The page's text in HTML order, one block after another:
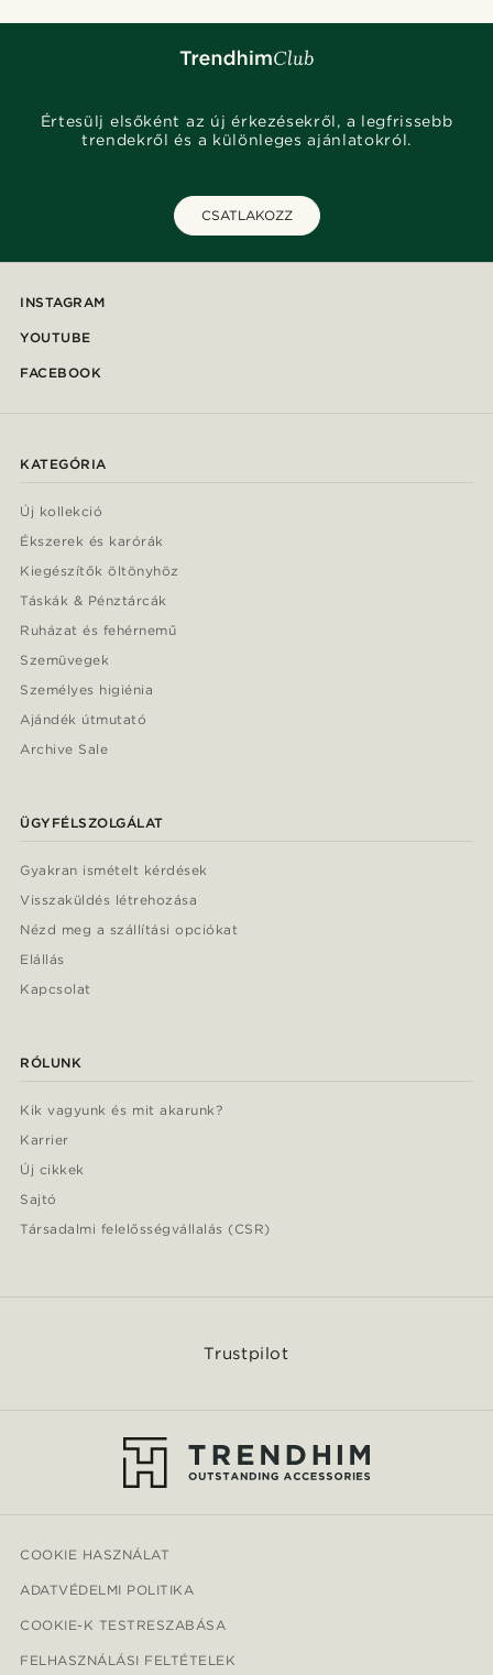
Értesülj elsőként az új érkezésekről, a legfrissebb
trendekről és a különleges ajánlatokról.
CSATLAKOZZ
INSTAGRAM
YOUTUBE
FACEBOOK
KATEGÓRIA
Új kollekció
Ékszerek és karórák
Kiegészítők öltönyhöz
Táskák & Pénztárcák
Ruházat és fehérnemű
Szemüvegek
Személyes higiénia
Ajándék útmutató
Archive Sale
ÜGYFÉLSZOLGÁLAT
Gyakran ismételt kérdések
Visszaküldés létrehozása
Nézd meg a szállítási opciókat
Elállás
Kapcsolat
RÓLUNK
Kik vagyunk és mit akarunk?
Karrier
Új cikkek
Sajtó
Társadalmi felelősségvállalás (CSR)
Trustpilot
COOKIE HASZNÁLAT
ADATVÉDELMI POLITIKA
COOKIE-K TESTRESZABÁSA
FELHASZNÁLÁSI FELTÉTELEK